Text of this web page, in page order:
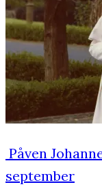
Påven
september